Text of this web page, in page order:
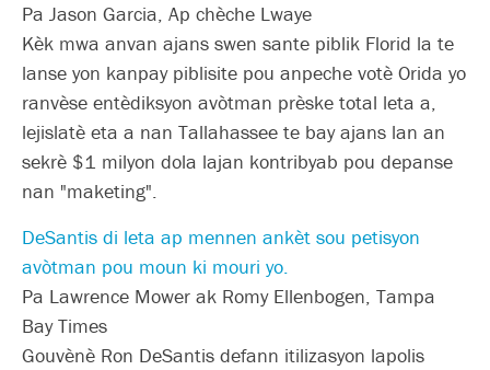
Pa Jason Garcia, Ap chèche Lwaye
Kèk mwa anvan ajans swen sante piblik Florid la te
lanse yon kanpay piblisite pou anpeche votè Orida yo
ranvèse entèdiksyon avòtman prèske total leta a,
lejislatè eta a nan Tallahassee te bay ajans lan an
sekrè $1 milyon dola lajan kontribyab pou depanse
nan "maketing".
DeSantis di leta ap mennen ankèt sou petisyon
avòtman pou moun ki mouri yo.
Pa Lawrence Mower ak Romy Ellenbogen, Tampa
Bay Times
Gouvènè Ron DeSantis defann itilizasyon lapolis